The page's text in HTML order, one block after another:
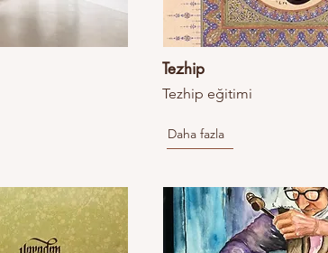
Tezhip
Tezhip eğitimi
Daha fazla